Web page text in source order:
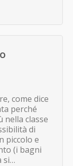
come dice
perché
nella classe
di
piccolo e
(i bagni
si…